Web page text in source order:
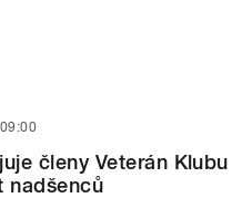
členy Veterán Klubu
nadšenců